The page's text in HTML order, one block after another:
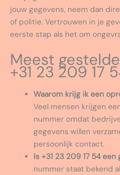
jouw gegevens, neem dan
of politie. Vertrouwen in je
eerste stap als het om
Meest
+31 23 209 17
Waarom krijg ik een
Veel mensen krijgen
nummer omdat
gegevens willen
persoonlijk contact.
Is +31 23 209 17 54
nummer staat bekend